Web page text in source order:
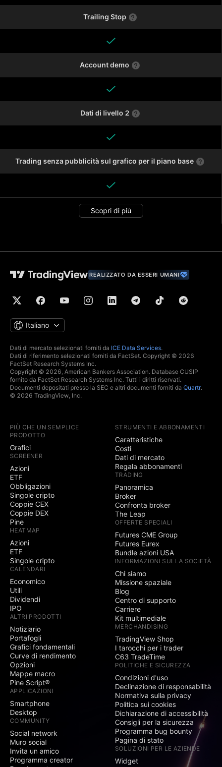
Trailing Stop
Account demo
Dati di livello 2
Trading senza pubblicità sul grafico per il piano base
Scopri di più
REALIZZATO DA ESSERI UMANI
Italiano
Dati di mercato selezionati forniti da ICE Data Services.
Dati di riferimento selezionati forniti da FactSet. Copyright © 2026
FactSet Research Systems Inc.
Copyright © 2026, American Bankers Association. Database CUSIP
fornito da FactSet Research Systems Inc. Tutti i diritti riservati.
Documenti depositati presso la SEC e altri documenti forniti da Quartr.
© 2026 TradingView, Inc.
PIÙ CHE UN SEMPLICE
PRODOTTO
Grafici
SCREENER
Azioni
ETF
Obbligazioni
Singole cripto
Coppie CEX
Coppie DEX
Pine
HEATMAP
Azioni
ETF
Singole cripto
CALENDARI
Economico
Utili
Dividendi
IPO
ALTRI PRODOTTI
Notiziario
Portafogli
Grafici fondamentali
Curve di rendimento
Opzioni
Mappe macro
Pine Script®
APPLICAZIONI
Smartphone
Desktop
COMMUNITY
Social network
Muro social
Invita un amico
Programma creator
STRUMENTI E ABBONAMENTI
Caratteristiche
Costi
Dati di mercato
Regala abbonamenti
TRADING
Panoramica
Broker
Confronta broker
The Leap
OFFERTE SPECIALI
Futures CME Group
Futures Eurex
Bundle azioni USA
INFORMAZIONI SULLA SOCIETÀ
Chi siamo
Missione spaziale
Blog
Centro di supporto
Carriere
Kit multimediale
MERCHANDISING
TradingView Shop
I tarocchi per i trader
C63 TradeTime
POLITICHE E SICUREZZA
Condizioni d'uso
Declinazione di responsabilità
Normativa sulla privacy
Politica sui cookies
Dichiarazione di accessibilità
Consigli per la sicurezza
Programma bug bounty
Pagina di stato
SOLUZIONI PER LE AZIENDE
Widget